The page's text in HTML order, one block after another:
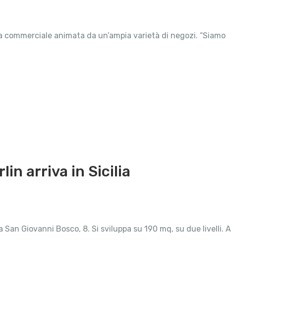
animata da un’ampia varietà di negozi. “Siamo
arriva in Sicilia
Giovanni Bosco, 8. Si sviluppa su 190 mq, su due livelli. A